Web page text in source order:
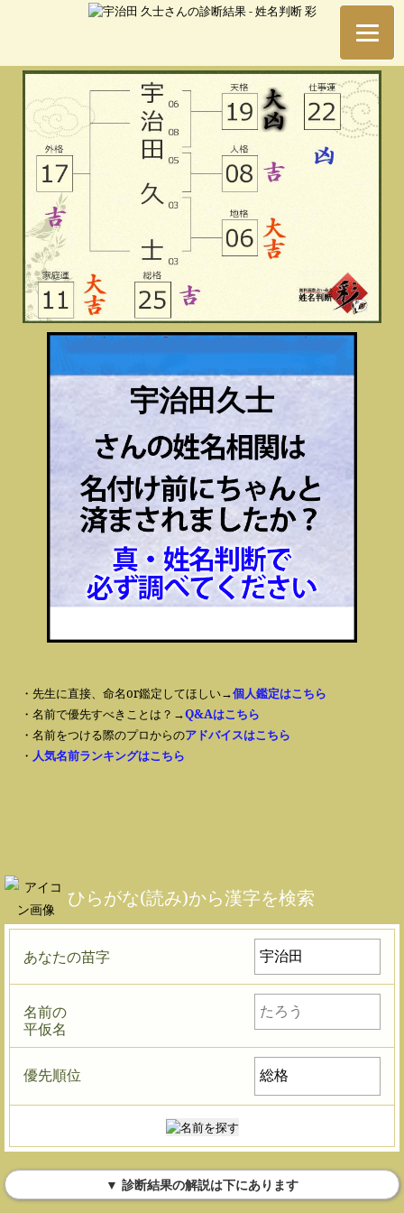
宇治田久士
・先生に直接、命名or鑑定してほしい→個人鑑定はこちら
・名前で優先すべきことは？→Q&Aはこちら
・名前をつける際のプロからのアドバイスはこちら
・ 人気名前ランキングはこちら
ひらがな(読み)から漢字を検索
あなたの苗字
名前の
平仮名
優先順位
▼ 診断結果の解説は下にあります